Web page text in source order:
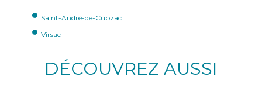
Saint-André-de-Cubzac
Virsac
DÉCOUVREZ AUSSI